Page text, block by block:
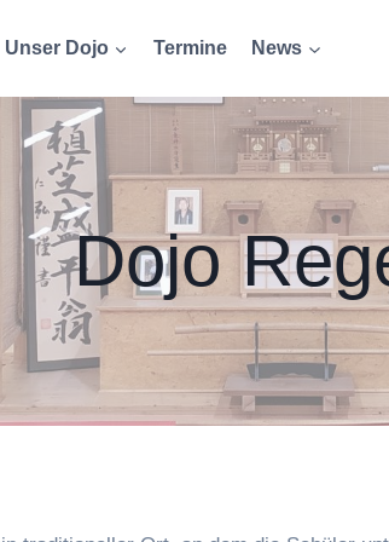
Unser Dojo Termine News
Dojo